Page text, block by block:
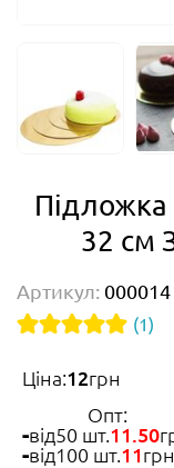
Підложка
32 см
Артикул: 000014
(1)
Ціна:12грн
Опт:
від50 шт.11.50
від100 шт.11грн